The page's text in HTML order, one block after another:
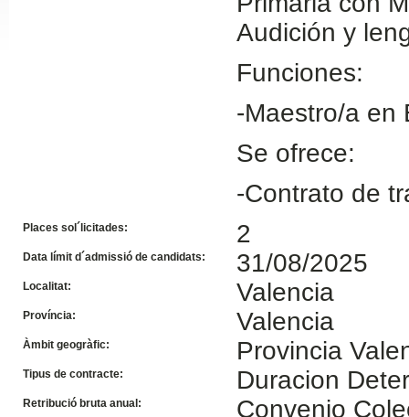
Slide32
Audición y
Funciones:
-Maestro/a en
Se ofrece:
-Contrato de
Places sol´licitades: 2
Data límit d´admissió de candidats: 31/08/2025
Localitat: Valencia
Província: Valencia
Àmbit geogràfic: Provincia
Tipus de contracte: Duracion
Retribució bruta anual: Convenio